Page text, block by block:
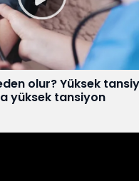
olur? Yüksek
yüksek tansiyon